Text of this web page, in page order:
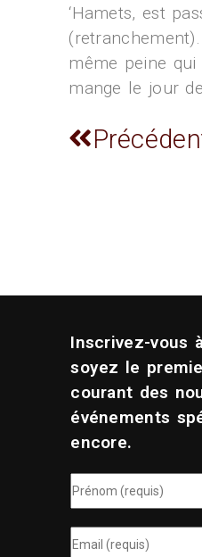
‘Hamets, est
même peine
mange le jour
Inscrivez-vous
soyez le
courant des
événements
encore.